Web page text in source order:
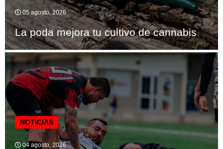
05 agosto, 2026
La poda mejora tu cultivo de cannabis
NOTICIAS
04 agosto, 2026